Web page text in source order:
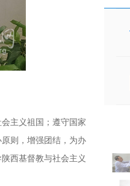
主义祖国；遵守国家
则，增强团结，为办
西基督教与社会主义